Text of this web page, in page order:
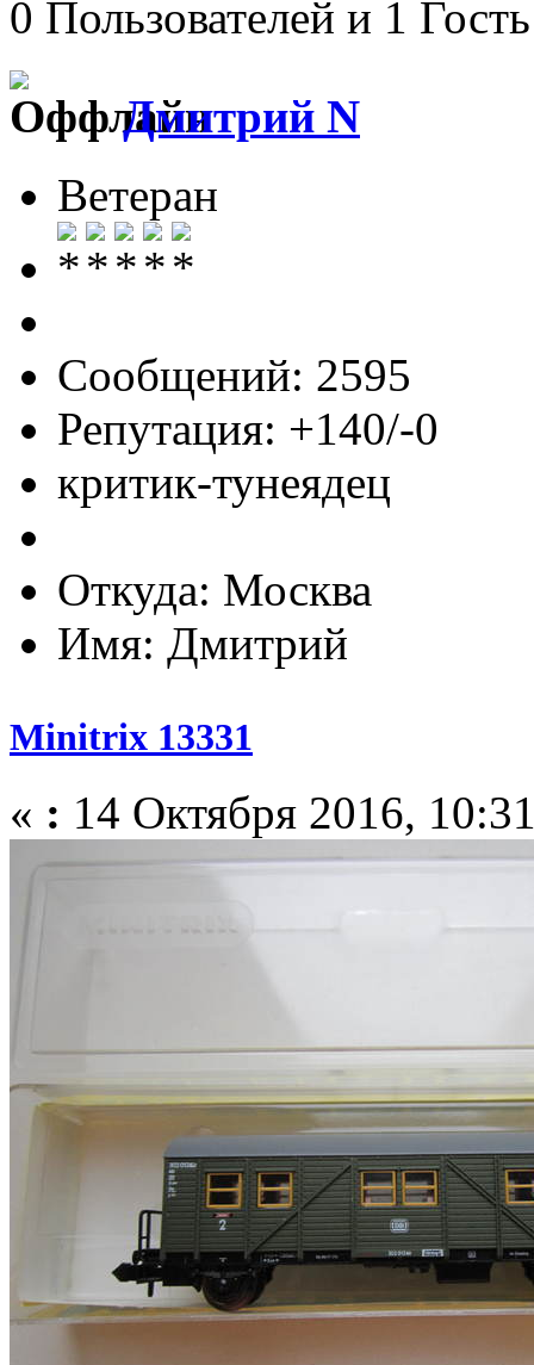
0 Пользователей и 1
Дмитрий N
Ветеран
Сообщений: 2595
Репутация: +140/-0
критик-тунеядец
Откуда: Москва
Имя: Дмитрий
Minitrix 13331
« : 14 Октября 2016,